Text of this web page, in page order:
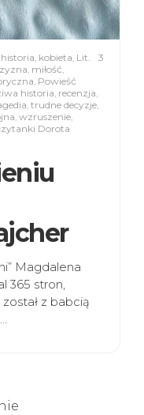
3
historia, kobieta, Lit.
, miłość,
, Powieść
historia, recenzja,
, trudne decyzje,
, wzruszenie,
Dorota
Magdalena
365 stron,
z babcią